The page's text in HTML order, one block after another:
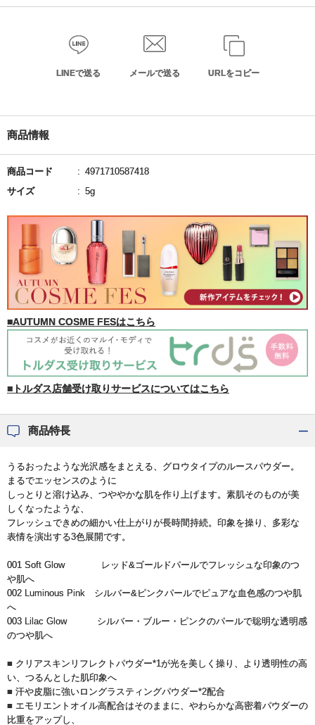
LINEで送る メールで送る URLをコピー
商品情報
商品コード
4971710587418
サイズ
5g
■AUTUMN COSME FESはこちら
■トルダス店舗受け取りサービスについてはこちら
商品特長
うるおったような光沢感をまとえる、グロウタイプのルースパウダー。
まるでエッセンスのように
しっとりと溶け込み、つややかな肌を作り上げます。素肌そのものが美
しくなったような、
フレッシュできめの細かい仕上がりが長時間持続。印象を操り、多彩な
表情を演出する3色展開です。
001 Soft Glow レッド&ゴールドパールでフレッシュな印象のつ
や肌へ
002 Luminous Pink シルバー&ピンクパールでピュアな血色感のつや肌
へ
003 Lilac Glow シルバー・ブルー・ピンクのパールで聡明な透明感
のつや肌へ
■ クリアスキンリフレクトパウダー*1が光を美しく操り、より透明性の高
い、つるんとした肌印象へ
■ 汗や皮脂に強いロングラスティングパウダー*2配合
■ エモリエントオイル高配合はそのままに、やわらかな高密着パウダーの
比重をアップし、